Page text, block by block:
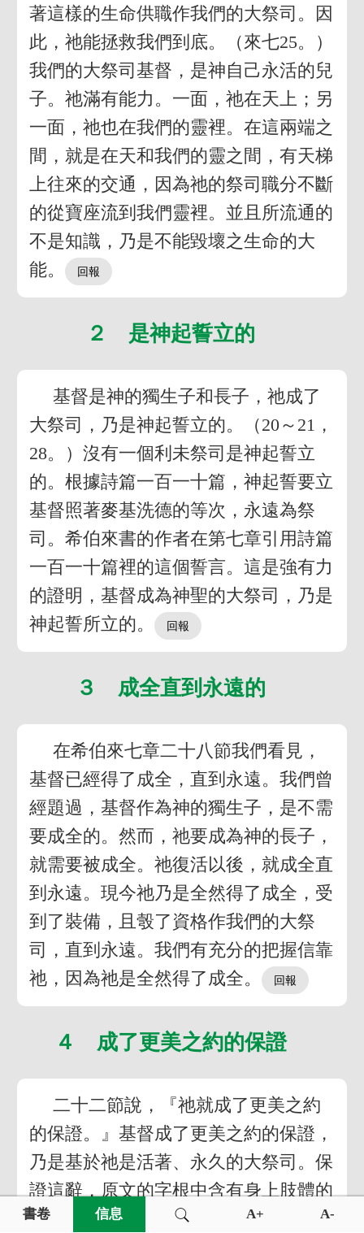
著這樣的生命供職作我們的大祭司。因
此，祂能拯救我們到底。（來七25。）
我們的大祭司基督，是神自己永活的兒
子。祂滿有能力。一面，祂在天上；另
一面，祂也在我們的靈裡。在這兩端之
間，就是在天和我們的靈之間，有天梯
上往來的交通，因為祂的祭司職分不斷
的從寶座流到我們靈裡。並且所流通的
不是知識，乃是不能毀壞之生命的大
能。
２ 是神起誓立的
基督是神的獨生子和長子，祂成了
大祭司，乃是神起誓立的。（20～21，
28。）沒有一個利未祭司是神起誓立
的。根據詩篇一百一十篇，神起誓要立
基督照著麥基洗德的等次，永遠為祭
司。希伯來書的作者在第七章引用詩篇
一百一十篇裡的這個誓言。這是強有力
的證明，基督成為神聖的大祭司，乃是
神起誓所立的。
３ 成全直到永遠的
在希伯來七章二十八節我們看見，
基督已經得了成全，直到永遠。我們曾
經題過，基督作為神的獨生子，是不需
要成全的。然而，祂要成為神的長子，
就需要被成全。祂復活以後，就成全直
到永遠。現今祂乃是全然得了成全，受
到了裝備，且彀了資格作我們的大祭
司，直到永遠。我們有充分的把握信靠
祂，因為祂是全然得了成全。
４ 成了更美之約的保證
二十二節說，『祂就成了更美之約
的保證。』基督成了更美之約的保證，
乃是基於祂是活著、永久的大祭司。保
證這辭，原文的字根中含有身上肢體的
意思。這辭在這裡的意思是，身體的一
書卷 信息 A+ A-